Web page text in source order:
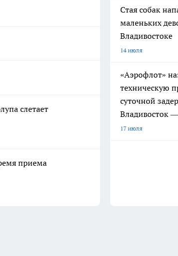
слетает
приема
Стая собак
маленьких
Владивостоке
14 июля
«Аэрофлот»
техническую
суточной
Владивосток
17 июля